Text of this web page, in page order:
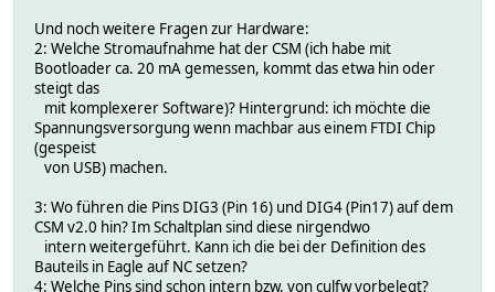
Und noch weitere Fragen zur Hardware:
2: Welche Stromaufnahme hat der CSM (ich habe mit
Bootloader ca. 20 mA gemessen, kommt das etwa hin oder
steigt das
mit komplexerer Software)? Hintergrund: ich möchte die
Spannungsversorgung wenn machbar aus einem FTDI Chip
(gespeist
von USB) machen.
3: Wo führen die Pins DIG3 (Pin 16) und DIG4 (Pin17) auf dem
CSM v2.0 hin? Im Schaltplan sind diese nirgendwo
intern weitergeführt. Kann ich die bei der Definition des
Bauteils in Eagle auf NC setzen?
4: Welche Pins sind schon intern bzw. von culfw vorbelegt?